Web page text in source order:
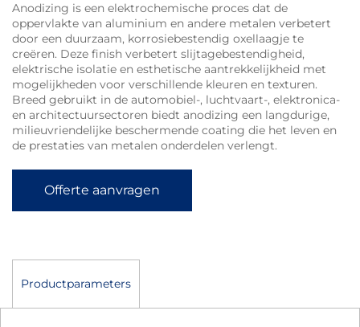
Anodizing is een elektrochemische proces dat de
oppervlakte van aluminium en andere metalen verbetert
door een duurzaam, korrosiebestendig oxellaagje te
creëren. Deze finish verbetert slijtagebestendigheid,
elektrische isolatie en esthetische aantrekkelijkheid met
mogelijkheden voor verschillende kleuren en texturen.
Breed gebruikt in de automobiel-, luchtvaart-, elektronica-
en architectuursectoren biedt anodizing een langdurige,
milieuvriendelijke beschermende coating die het leven en
de prestaties van metalen onderdelen verlengt.
Offerte aanvragen
Productparameters